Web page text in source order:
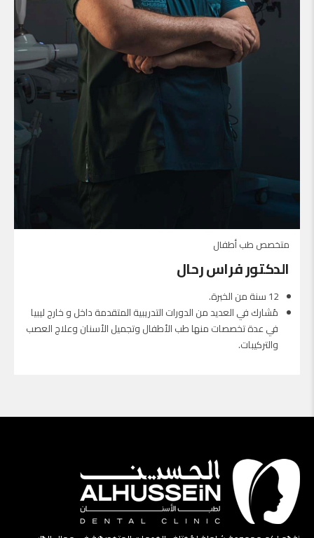
متخصص طب أطفال
الدكتور فراس رحال
12 سنة من الخبرة.
مُشارك في العديد من الدورات التدريبية المتقدمة داخل و خارج ليبيا
في عدة تخصصات منها طب الأطفال وتجميل الأسنان وعلاج العصب
والتركيبات.